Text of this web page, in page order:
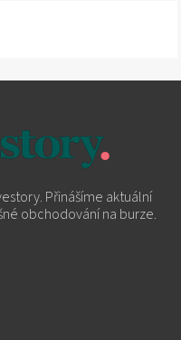
Přinášíme aktuální
obchodování na burze.